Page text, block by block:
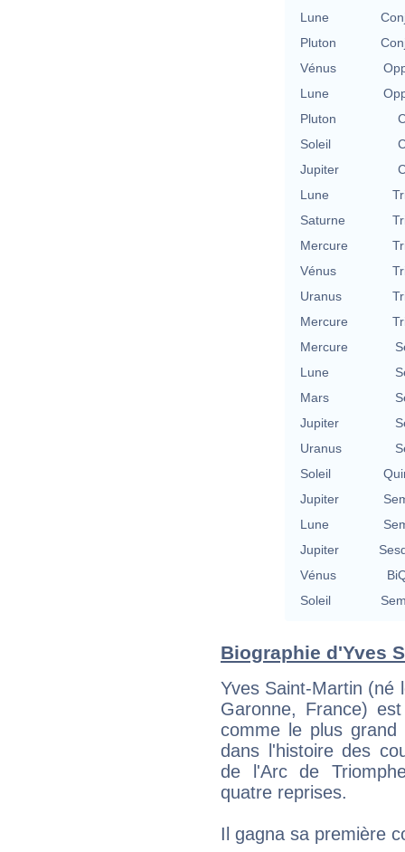
Lune
Pluton
Vénus
Lune
Pluton
Soleil
Jupiter
Lune
Saturne
Mercure
Vénus
Uranus
Mercure
Mercure
Lune
Mars
Jupiter
Uranus
Soleil
Jupiter
Lune
Jupiter
Vénus
Soleil
Biographie d'Yves
Yves Saint-Martin (né
Garonne, France)
comme le plus grand
dans l'histoire des
de l'Arc de
quatre reprises.
Il gagna sa première